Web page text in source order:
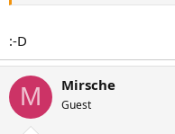
:-D
M Mirsche
Guest